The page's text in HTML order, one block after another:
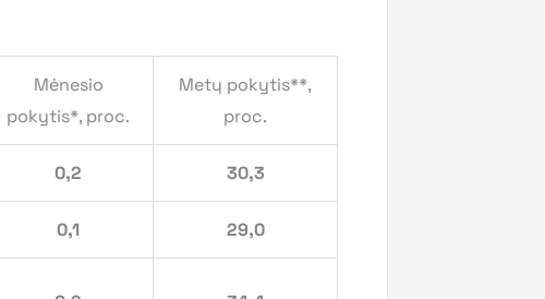
Mėnesio
pokytis*, proc.
Metų pokytis**,
proc.
0,2 30,3
0,1 29,0